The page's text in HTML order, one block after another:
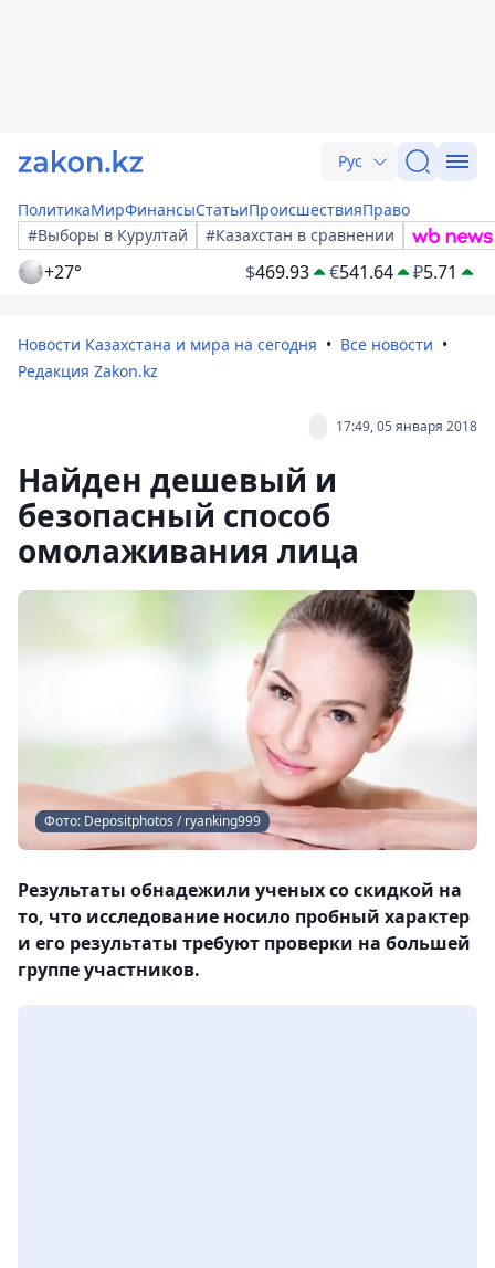
Рус
ПолитикаМирФинансыСтатьиПроисшествияПраво
#Выборы в Курултай
#Казахстан в сравнении
+27° $469.93 €541.64 ₽5.71
Новости Казахстана и мира на сегодня
Все новости
Редакция Zakon.kz
17:49, 05 января 2018
Найден дешевый и
безопасный способ
омолаживания лица
Фото: Depositphotos / ryanking999
Результаты обнадежили ученых со скидкой на
то, что исследование носило пробный характер
и его результаты требуют проверки на большей
группе участников.